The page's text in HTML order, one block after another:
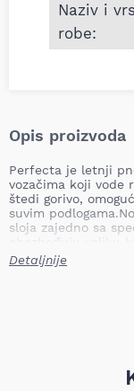
Naziv i
robe:
Opis proizvoda
Perfecta je letnji
vozačima koji vode
štedi gorivo,
suvim
sloja zajedno sa
sloja i dobre
naročito pri
Detaljnije